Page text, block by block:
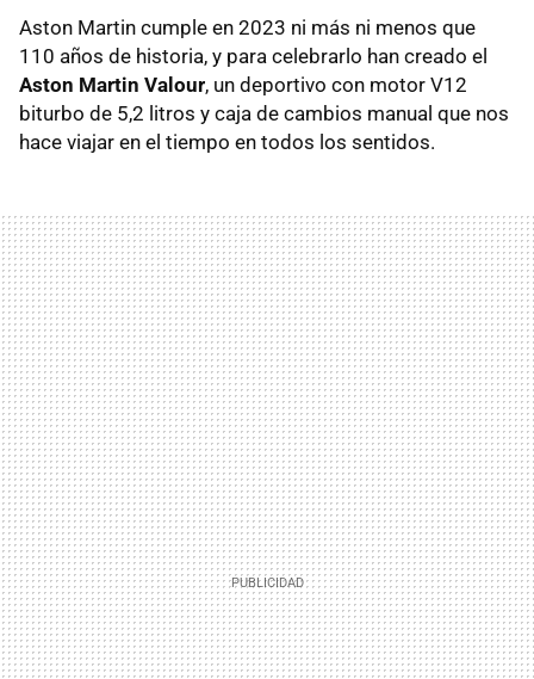
Aston Martin cumple en 2023 ni más ni menos que
110 años de historia, y para celebrarlo han creado el
Aston Martin Valour, un deportivo con motor V12
biturbo de 5,2 litros y caja de cambios manual que nos
hace viajar en el tiempo en todos los sentidos.